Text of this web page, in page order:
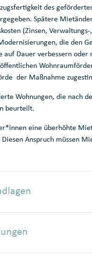
des
Spätere
(Zinsen,
die den
auf Dauer verbessern
der Maßnahme
Wohnungen, die nach
beurteilt.
eine überhöhte
Anspruch müssen